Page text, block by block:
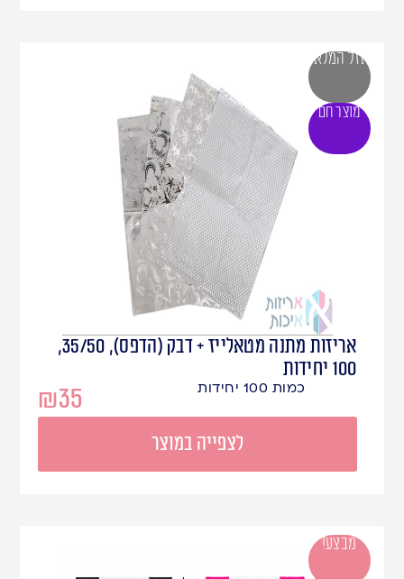
אריזות מתנה מטאלייז + דבק (הדפס), 35/50,
100 יחידות
₪35 כמות 100 יחידות
לצפייה במוצר
אזל המלאי
מוצר חם
מבצע!